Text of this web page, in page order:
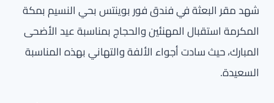
شهد مقر البعثة في فندق فور بوينتس بحي النسيم بمكة
المكرمة استقبال المهنئين والحجاج بمناسبة عيد الأضحى
المبارك، حيث سادت أجواء الألفة والتهاني بهذه المناسبة
السعيدة.